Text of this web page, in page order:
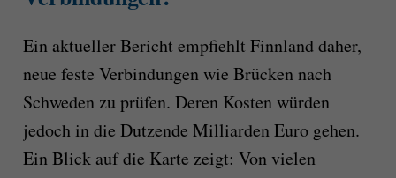
Ein aktueller Bericht empfiehlt Finnland daher,
neue feste Verbindungen wie Brücken nach
Schweden zu prüfen. Deren Kosten würden
jedoch in die Dutzende Milliarden Euro gehen.
Ein Blick auf die Karte zeigt: Von vielen